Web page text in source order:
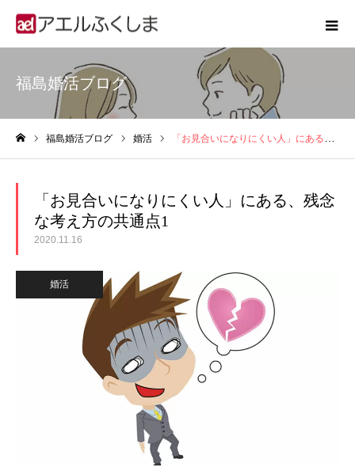
福島婚活ブログ
福島婚活ブログ 婚活 「お見合いになりにくい人」にある、残念な考え方の共通点1
「お見合いになりにくい人」にある、残念
な考え方の共通点1
2020.11.16
婚活